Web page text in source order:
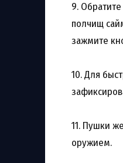
9.
полчищ
зажмите
10. Для
11. Пушки
оружием.